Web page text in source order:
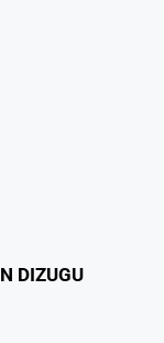
DIZUGU